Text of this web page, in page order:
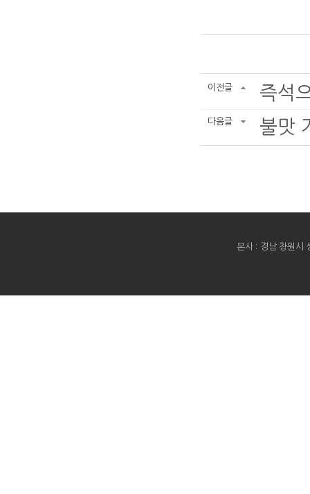
이전글 즉석
다음글 불맛
본사 : 경남 창원